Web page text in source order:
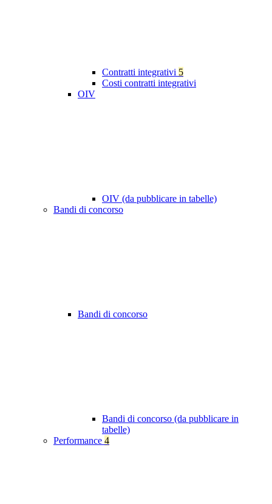
Contratti integrativi 5
Costi contratti integrativi
OIV
OIV (da pubblicare in tabelle)
Bandi di concorso
Bandi di concorso
Bandi di concorso (da pubblicare in
tabelle)
Performance 4